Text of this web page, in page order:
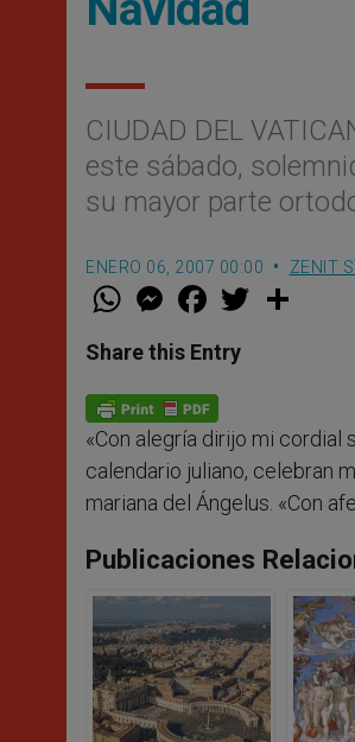
CIUDAD DEL
este sábado,
su mayor parte
ENERO 06, 2007 00:00 ZENIT
W
t
s
p
p
M
e
s
e
g
e
r
F
a
e
b
o
k
w
Share this Entry
«Con alegría dirijo mi cordial
calendario juliano, celebran
mariana del Ángelus. «Con
Publicaciones